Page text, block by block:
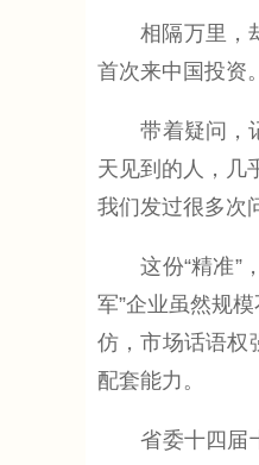
相隔万里，却
首次来中国投资
带着疑问，记
天见到的人，几
我们发过很多次
这份“精准”，
军”企业虽然规
仿，市场话语权
配套能力。
省委十四届十